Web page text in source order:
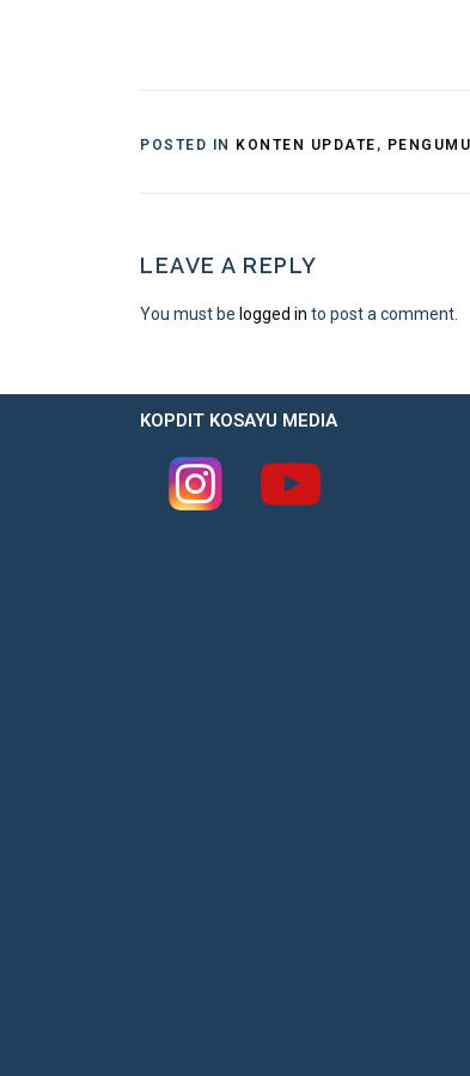
POSTED IN KONTEN UPDATE ,
LEAVE A REPLY
You must be logged in to post a comment.
KOPDIT KOSAYU MEDIA